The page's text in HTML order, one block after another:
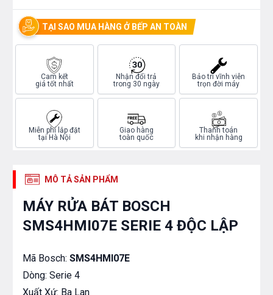
TẠI SAO MUA HÀNG Ở BẾP AN TOÀN
Cam kết
giá tốt nhất
Nhận đổi trả
trong 30 ngày
Bảo trì vĩnh viễn
trọn đời máy
Miễn phí lắp đặt
tại Hà Nội
Giao hàng
toàn quốc
Thanh toán
khi nhận hàng
MÔ TẢ SẢN PHẨM
MÁY RỬA BÁT BOSCH
SMS4HMI07E SERIE 4 ĐỘC LẬP
Mã Bosch: SMS4HMI07E
Dòng: Serie 4
Xuất Xứ: Ba Lan